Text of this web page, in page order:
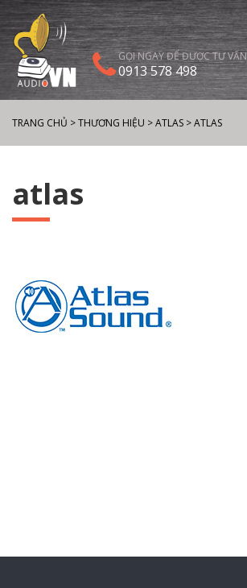
GỌI NGAY ĐỂ ĐƯỢC TƯ VẤN
0913 578 498
TRANG CHỦ >THƯƠNG HIỆU >ATLAS >ATLAS
atlas